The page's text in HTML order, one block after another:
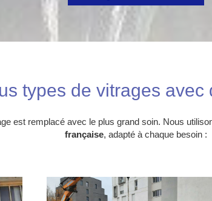
types de vitrages
est remplacé avec le plus grand soin. Nous
française, adapté à chaque besoin :